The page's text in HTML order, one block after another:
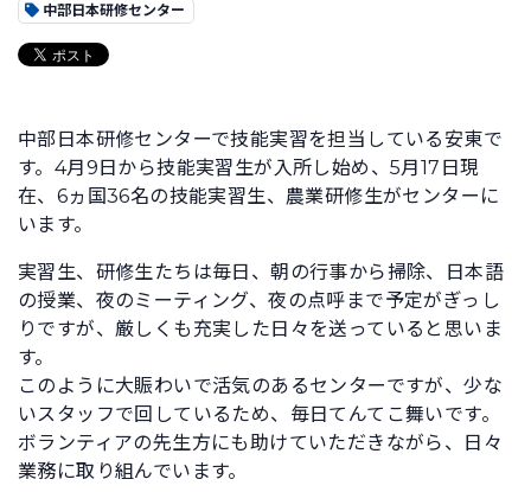
中部日本研修センター
中部日本研修センターで技能実習を担当している安東で
す。4月9日から技能実習生が入所し始め、5月17日現
在、6ヵ国36名の技能実習生、農業研修生がセンターに
います。
実習生、研修生たちは毎日、朝の行事から掃除、日本語
の授業、夜のミーティング、夜の点呼まで予定がぎっし
りですが、厳しくも充実した日々を送っていると思いま
す。
このように大賑わいで活気のあるセンターですが、少な
いスタッフで回しているため、毎日てんてこ舞いです。
ボランティアの先生方にも助けていただきながら、日々
業務に取り組んでいます。